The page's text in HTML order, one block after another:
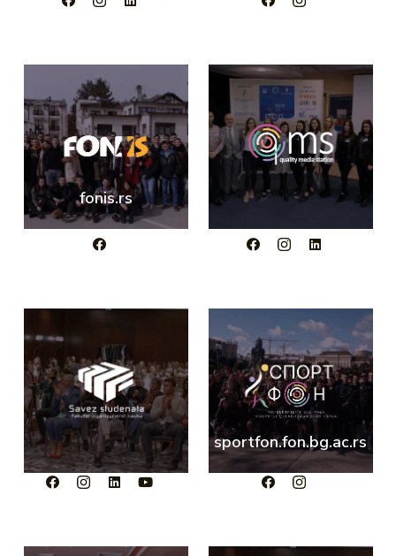
fonis.rs
sportfon.fon.bg.ac.rs